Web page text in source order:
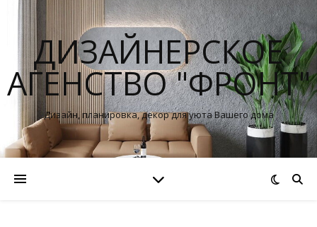
ДИЗАЙНЕРСКОЕ
АГЕНСТВО "ФРОНТ"
Дизайн, планировка, декор для уюта Вашего дома